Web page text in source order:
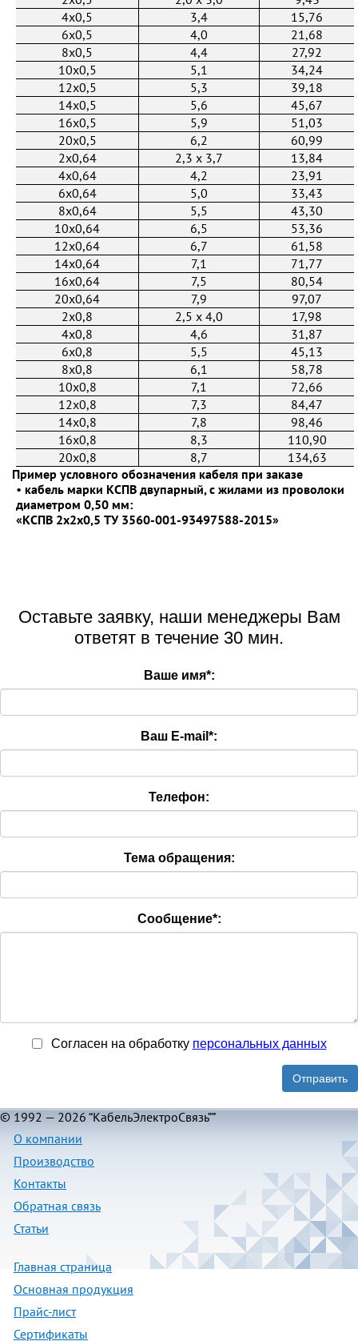
4x0,5
3,4
15,76
6x0,5
4,0
21,68
8x0,5
4,4
27,92
10x0,5
5,1
34,24
12x0,5
5,3
39,18
14x0,5
5,6
45,67
16x0,5
5,9
51,03
20x0,5
6,2
60,99
2x0,64
2,3 х 3,7
13,84
4x0,64
4,2
23,91
6x0,64
5,0
33,43
8x0,64
5,5
43,30
10x0,64
6,5
53,36
12x0,64
6,7
61,58
14x0,64
7,1
71,77
16x0,64
7,5
80,54
20x0,64
7,9
97,07
2x0,8
2,5 х 4,0
17,98
4x0,8
4,6
31,87
6x0,8
5,5
45,13
8x0,8
6,1
58,78
10x0,8
7,1
72,66
12x0,8
7,3
84,47
14x0,8
7,8
98,46
16x0,8
8,3
110,90
20x0,8
8,7
134,63
Пример условного обозначения кабеля при заказе
• кабель марки КСПВ двупарный, с жилами из проволоки
диаметром 0,50 мм:
«КСПВ 2x2x0,5 ТУ 3560-001-93497588-2015»
Оставьте заявку, наши менеджеры Вам
ответят в течение 30 мин.
Ваше имя*:
Ваш E-mail *:
Телефон:
Тема обращения:
Сообщение*:
Согласен на обработку персональныx данных
Отправить
© 1992 — 2026 “КабельЭлектроСвязь””
О компании
Производство
Контакты
Обратная связь
Статьи
Главная страница
Основная продукция
Прайс-лист
Сертификаты